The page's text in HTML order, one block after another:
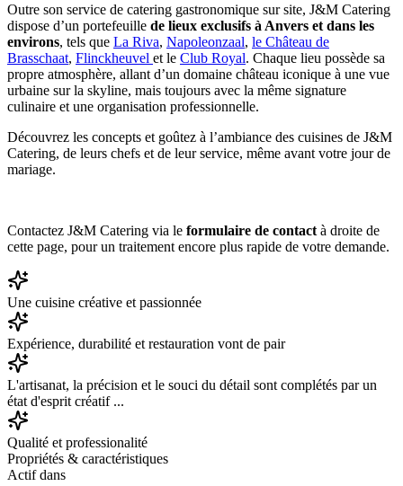
Outre son service de catering gastronomique sur site, J&M Catering
dispose d’un portefeuille de lieux exclusifs à Anvers et dans les
environs, tels que La Riva, Napoleonzaal, le Château de
Brasschaat, Flinckheuvel et le Club Royal. Chaque lieu possède sa
propre atmosphère, allant d’un domaine château iconique à une vue
urbaine sur la skyline, mais toujours avec la même signature
culinaire et une organisation professionnelle.
Découvrez les concepts et goûtez à l’ambiance des cuisines de J&M
Catering, de leurs chefs et de leur service, même avant votre jour de
mariage.
Contactez J&M Catering via le formulaire de contact à droite de
cette page, pour un traitement encore plus rapide de votre demande.
Une cuisine créative et passionnée
Expérience, durabilité et restauration vont de pair
L'artisanat, la précision et le souci du détail sont complétés par un
état d'esprit créatif ...
Qualité et professionalité
Propriétés & caractéristiques
Actif dans